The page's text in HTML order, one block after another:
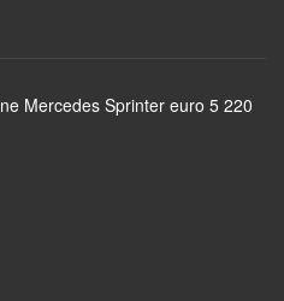
Mercedes Sprinter euro 5 220